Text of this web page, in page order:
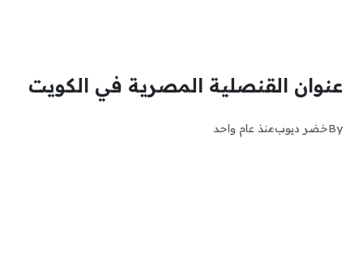
عنوان القنصلية المصرية في الكويت
Byخضر ديوبمنذ عام واحد